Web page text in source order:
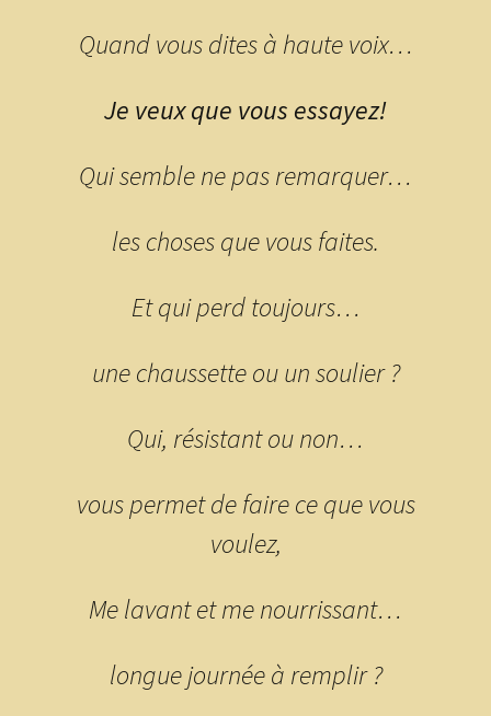
Quand vous dites à haute voix…
Je veux que vous essayez!
Qui semble ne pas remarquer…
les choses que vous faites.
Et qui perd toujours…
une chaussette ou un soulier ?
Qui, résistant ou non…
vous permet de faire ce que vous
voulez,
Me lavant et me nourrissant…
longue journée à remplir ?